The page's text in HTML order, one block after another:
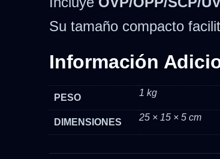
Su tamaño compacto
Información
PESO 1 kg
DIMENSIONES 25 × 15 × 5 cm